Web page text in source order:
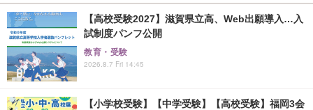
【高校受験2027】滋賀県立高、Web出願導入…入
試制度パンフ公開
教育・受験
2026.8.7 Fri 14:45
【小学校受験】【中学受験】【高校受験】福岡3会